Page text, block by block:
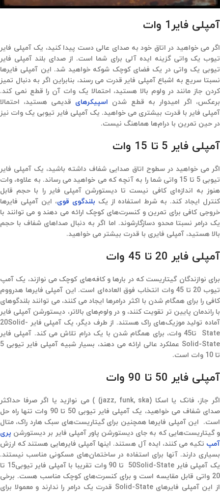
آمپلی فایر1 وات
اگر می خواهید در اتاق خود به صدای عالی دست پیدا کنید، یک آمپلی فایر
تیوب یک واتی گزینه ایده آلی برای شما است. از صدای بلند آمپلی فایر
تیوبی یک واتی در یک فضای کوچک شوکه خواهید شد. این آمپلی فایرها
نسبتا سریع به اشباع آمپلی فایر قدرت می رسند،‌ بنابراین اگر به دنبال تمیز
کردن جاز مانند در ولوم بالا هستید،‌ احتمالا یک وات آن را قطع نمی کند.
برعکس، اگر امیدوار به قطع شدن اسپیکرهای قدیمی هستید،‌ احتمالا
آمپلی فایر با قدرت بیشتری می خواهید. یک آمپلی فایر تیوبی یک وات نیز
در حین تمرین با درام‌ها هماهنگ نیست.
آمپلی فایر 5 تا 15 وات
اگر می خواهید در سطوح اتاق صدایی شفاف داشته باشید، یک آمپلی فایر
تیوبی 5 تا 15 واتی شما را به آنچه که می خواهید می رساند. به علاوه، وات
هنوز به اندازه‌ای کافی نیست تا دیستورشن آمپلی فایر را با حجم قابل
کنترل ایجاد کند. به شرط استفاده از یک بلندگوی قوی، این آمپلی فایرها
خروجی کافی برای تمرین و کنسرت‌های کوچک ارائه می دهند و می توانند با
یک درامر نسبتا محدو دسازگارشوند. اما اگر به دنبال صداهای شفاف با حجم
بالا هستید، آمپلی فایری با قدرت بیشتر می خواهید.
آمپلی فایر 20 تا 45 وات
برای نوازندگان گیتاریست که در بارها و کافه‌های کوچک می نوازند، یک آمپ
تیوب 20 تا 45 وات انتخاب فوق العاده‌ای است. این آمپلی فایرها هدرووم
کافی را برای همگام شدن با اکثر درامرها ایجاد می کنند، می توانند بلندگوهای
با راندمان پایین تر تقویت کنند، و در ولوم‌های بالاتر، دیستورشن آمپلی فایر
آماده تولید موزیک‌های راک هستند. از طرف دیگر، یک آمپلی فایر 20Solid-
State تا45 وات، برای همگام شدن با یک درام تلاش می کند. آمپلی فایر
Solid-State عملکرد عالی ارائه می دهند، بسیار شبیه آمپلی فایر تیوبی 5
تا 10 وات است.
آمپلی فایر 50 تا 90 وات
اگر جاز، فانک یا اسکا (jazz, funk, ska) ) می نوازید یا اگر صرفا حداکثر
صدای شفاف می خواهید، یک آمپلی فایر تیوبی 50 تا 90 وات تنها راه حل
است. این آمپلی فایرها همچنین برای گیتاریست‌های سبک هارد راک، متال
و گیتاریست‌هایی که به جای دیستورشن پاور آمپلی فایر بر دیستورشن پری
آمپ تکیه می کنند، ایده آل هستند. اینها آمپلی فایرهایی هستند که ارزش
بسیاری دارند. آنها برای استفاده در ساختمان‌های مسکونی مناسب نیستند.
یک آمپلی فایر 50Solid-State تا 90 وات تقریبا با آمپلی فایر تیوبی15 تا
20 واتی قابل مقایسه است و برای کنسرت‌های کوچک مناسب هست. برخی
از این آمپلی فایرهای Solid-State قدرت یک درامر را ندارند و معمولا برای